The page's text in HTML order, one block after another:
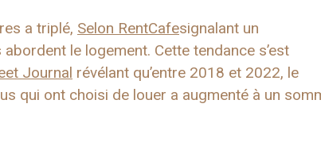
a triplé, Selon RentCafesignalant un
le logement. Cette tendance s’est
Journal révélant qu’entre 2018 et 2022, le
qui ont choisi de louer a augmenté à un